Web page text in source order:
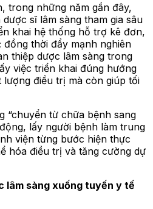
trong những năm gần đây,
sĩ lâm sàng tham gia sâu
khai hệ thống hỗ trợ kê đơn,
thời đẩy mạnh nghiên
thiệp dược lâm sàng trong
việc triển khai đúng hướng
điều trị mà còn giúp tối
“chuyển từ chữa bệnh sang
lấy người bệnh làm trung
viện từng bước hiện thực
hóa điều trị và tăng cường dự
lâm sàng xuống tuyến y tế